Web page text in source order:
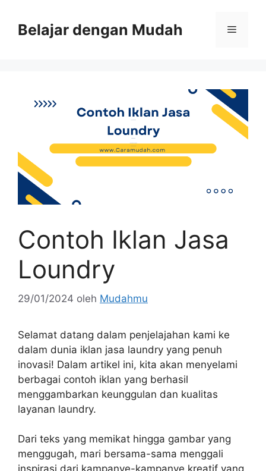
Belajar dengan Mudah
Contoh Iklan Jasa
Loundry
29/01/2024 oleh Mudahmu
Selamat datang dalam penjelajahan kami ke
dalam dunia iklan jasa laundry yang penuh
inovasi! Dalam artikel ini, kita akan menyelami
berbagai contoh iklan yang berhasil
menggambarkan keunggulan dan kualitas
layanan laundry.
Dari teks yang memikat hingga gambar yang
menggugah, mari bersama-sama menggali
inspirasi dari kampanye-kampanye kreatif yang